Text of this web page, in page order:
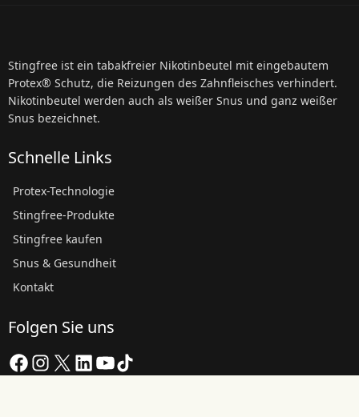
Stingfree ist ein tabakfreier Nikotinbeutel mit eingebautem
Protex® Schutz, die Reizungen des Zahnfleisches verhindert.
Nikotinbeutel werden auch als weißer Snus und ganz weißer
Snus bezeichnet.
Schnelle Links
Protex-Technologie
Stingfree-Produkte
Stingfree kaufen
Snus & Gesundheit
Kontakt
Folgen Sie uns
Facebook
Instagram
X LinkedIn
YouTube
TikTok